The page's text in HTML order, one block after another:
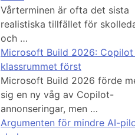
Vårterminen är ofta det sista
realistiska tillfället för
och …
Microsoft Build 2026: Copilot
klassrummet först
Microsoft Build 2026 förde
sig en ny våg av Copilot-
annonseringar, men …
Argumenten för mindre AI-